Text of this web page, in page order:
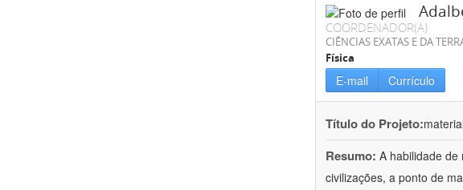
COORDENADOR(A)
CIÊNCIAS EXATAS E DA
Física
E-mail Currículo
Título do Projeto:
Resumo: A habilidade
civilizações, a ponto de